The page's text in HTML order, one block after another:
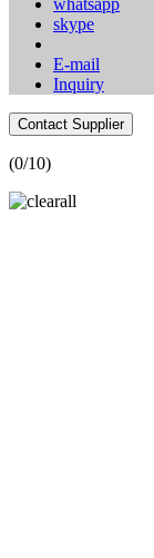
whatsapp
skype
E-mail
Inquiry
Contact Supplier
(0/10)